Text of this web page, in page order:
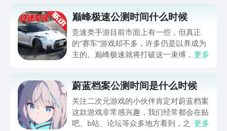
巅峰极速公测时间什么时候
竞速类手游目前市面上有一些，但真正
的“赛车”游戏却不多，许多仍是以养成为
主的。巅峰极速就将打破这一束缚，带来
我们获知了关于这款游戏的最新消息，有
兴趣的小伙伴不妨一起来看看吧！
更多
蔚蓝档案公测时间是什么时候
关注二次元游戏的小伙伴肯定对蔚蓝档案
这款游戏非常感兴趣，我们经常都会在贴
吧、b站、论坛等众多地方看到，之所以
更多